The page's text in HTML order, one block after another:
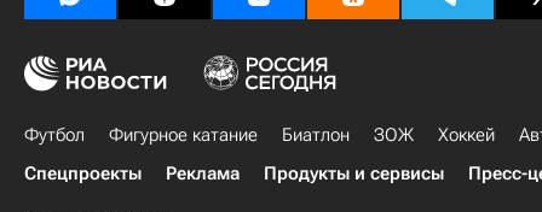
Футбол Фигурное катание Биатлон ЗОЖ Хоккей
Спецпроекты
Реклама Продукты и сервисы Пресс-